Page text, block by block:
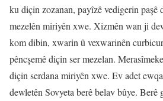
ku diçin zozanan, payîzê vedigerin paşê
mezelên miriyên xwe. Xizmên wan ji
kom dibin, xwarin û vexwarinên
pêncşemê diçin ser mezelan.
diçin serdana miriyên xwe. Ev adet
dewletên Sovyeta berê belav bûye. Berê